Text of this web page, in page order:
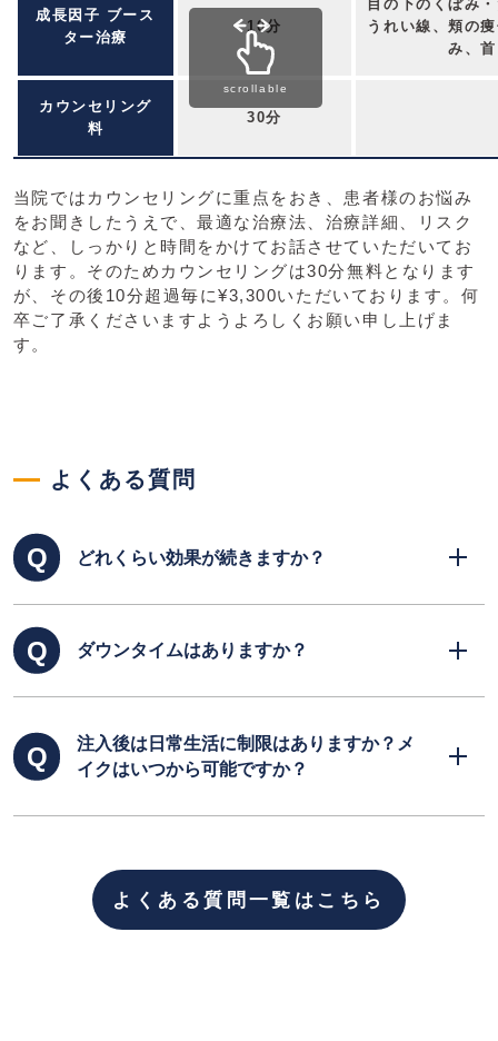
成長因子 ブース
ター治療
10分
目の下のくぼみ
うれい線、頬の
み、首
カウンセリング
料
30分
scrollable
当院ではカウンセリングに重点をおき、患者様のお悩み
をお聞きしたうえで、最適な治療法、治療詳細、リスク
など、しっかりと時間をかけてお話させていただいてお
ります。そのためカウンセリングは30分無料となります
が、その後10分超過毎に¥3,300いただいております。何
卒ご了承くださいますようよろしくお願い申し上げま
す。
よくある質問
どれくらい効果が続きますか？
一度増えた線維芽細胞は体内に吸収されてなく
ダウンタイムはありますか？
ほとんどございません。内出血が出ることがあ
りますが、お化粧で隠せる程度ですので、ご安
心ください。
注入後は日常生活に制限はありますか？メ
イクはいつから可能ですか？
し、熱いお風呂や長湯は皮下出血やむくみが強
く出る可能性があるのでなるべくお控えくださ
い。
よくある質問一覧はこちら